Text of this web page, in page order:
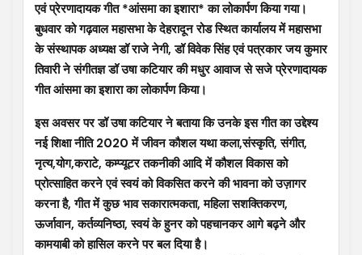
एवं प्रेरणादायक गीत *आंसमा का इशारा* का लोकार्पण किया गया।
बुधवार को गढ़वाल महासभा के देहरादून रोड स्थित कार्यालय में महासभा
के संस्थापक अध्यक्ष डॉ राजे नेगी, डॉ विवेक सिंह एवं पत्रकार जय कुमार
तिवारी ने संगीतज्ञ डॉ उषा कटियार की मधुर आवाज से सजे प्रेरणादायक
गीत आंसमा का इशारा का लोकार्पण किया।
इस अवसर पर डॉ उषा कटियार ने बताया कि उनके इस गीत का उद्देश्य
नई शिक्षा नीति 2020 में जीवन कौशल यथा कला,संस्कृति, संगीत,
नृत्य,योग,कराटे, कम्प्यूटर तकनीकी आदि में कौशल विकास को
प्रोत्साहित करने एवं स्वयं को विकसित करने की भावना को उज़ागर
करना है, गीत में कुछ भाव सकारात्मकता, महिला सशक्तिकरण,
ऊर्जावान, कर्तव्यनिष्ठा, स्वयं के हुनर को पहचानकर आगे बढ़ने और
कामयाबी को हासिल करने पर बल दिया है।